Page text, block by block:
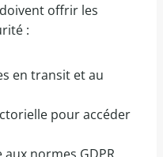
offrir les
:
en transit et au
pour accéder